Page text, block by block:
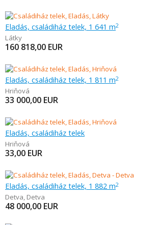
Eladás, családiház telek, 1 641 m2
Látky
160 818,00 EUR
Eladás, családiház telek, 1 811 m2
Hriňová
33 000,00 EUR
Eladás, családiház telek
Hriňová
33,00 EUR
Eladás, családiház telek, 1 882 m2
Detva, Detva
48 000,00 EUR